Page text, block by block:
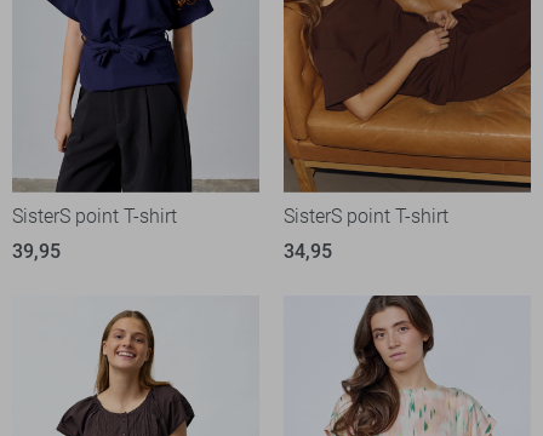
SisterS point T-shirt
39,95
SisterS point T-shirt
34,95